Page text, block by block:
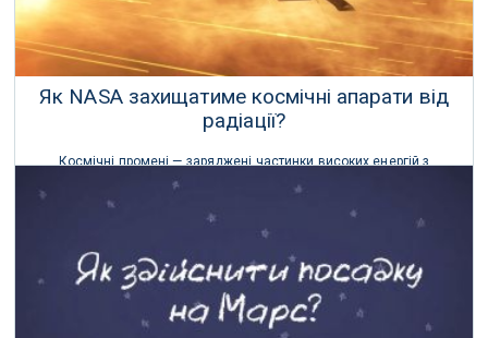
Як NASA захищатиме космічні апарати від
радіації?
Космічні промені — заряджені частинки високих енергій з